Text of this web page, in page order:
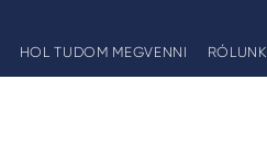
HOL TUDOM MEGVENNI RÓLUNK